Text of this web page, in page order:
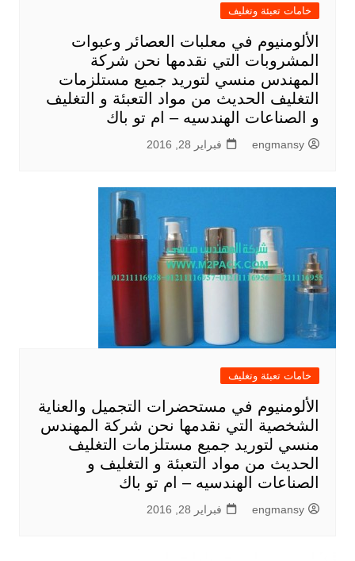
خامات تعبئة وتغليف
الألومنيوم في معلبات العصائر وعبوات
المشروبات التي نقدمها نحن شركة
المهندس منسي لتوريد جميع مستلزمات
التغليف الحديث من مواد التعبئة و التغليف
و الصناعات الهندسيه – ام تو باك
engmansy فبراير 28, 2016
خامات تعبئة وتغليف
الألومنيوم في مستحضرات التجميل والعناية
الشخصية التي نقدمها نحن شركة المهندس
منسي لتوريد جميع مستلزمات التغليف
الحديث من مواد التعبئة و التغليف و
الصناعات الهندسيه – ام تو باك
engmansy فبراير 28, 2016